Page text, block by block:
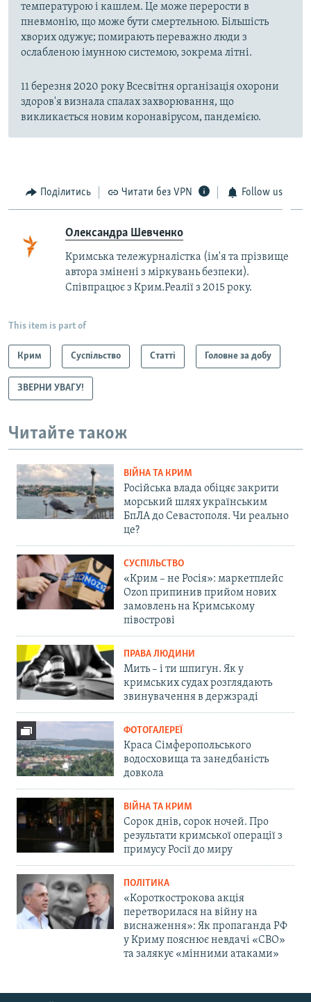
температурою і кашлем. Це може перерости в
пневмонію, що може бути смертельною. Більшість
хворих одужує; помирають переважно люди з
ослабленою імунною системою, зокрема літні.
11 березня 2020 року Всесвітня організація охорони
здоров'я визнала спалах захворювання, що
викликається новим коронавірусом, пандемією.
Поділитись Читати без VPN Follow us
Олександра Шевченко
Кримська тележурналістка (ім'я та прізвище
автора змінені з міркувань безпеки).
Співпрацює з Крим.Реалії з 2015 року.
This item is part of
Крим Суспільство Статті Головне за добу
ЗВЕРНИ УВАГУ!
Читайте також
ВІЙНА ТА КРИМ
Російська влада обіцяє закрити
морський шлях українським
БпЛА до Севастополя. Чи реально
це?
СУСПІЛЬСТВО
«Крим – не Росія»: маркетплейс
Ozon припинив прийом нових
замовлень на Кримському
півострові
ПРАВА ЛЮДИНИ
Мить – і ти шпигун. Як у
кримських судах розглядають
звинувачення в держзраді
ФОТОГАЛЕРЕЇ
Краса Сімферопольського
водосховища та занедбаність
довкола
ВІЙНА ТА КРИМ
Сорок днів, сорок ночей. Про
результати кримської операції з
примусу Росії до миру
ПОЛІТИКА
«Короткострокова акція
перетворилася на війну на
виснаження»: Як пропаганда РФ
у Криму пояснює невдачі «СВО»
та залякує «мінними атаками»